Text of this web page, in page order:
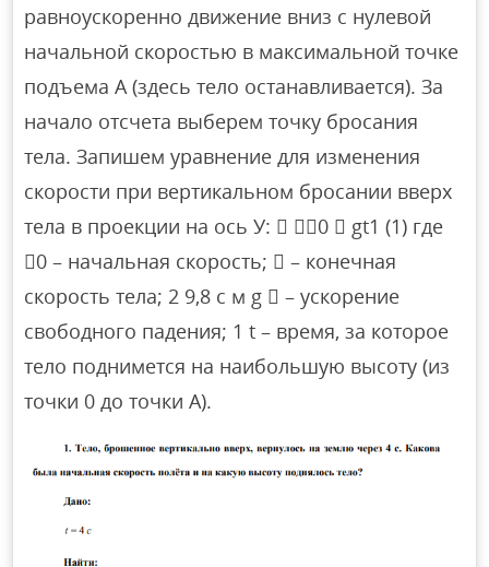
равноускоренно движение вниз с нулевой
начальной скоростью в максимальной точке
подъема A (здесь тело останавливается). За
начало отсчета выберем точку бросания
тела. Запишем уравнение для изменения
скорости при вертикальном бросании вверх
тела в проекции на ось У:  0  gt1 (1) где
0 – начальная скорость;  – конечная
скорость тела; 2 9,8 с м g  – ускорение
свободного падения; 1 t – время, за которое
тело поднимется на наибольшую высоту (из
точки 0 до точки А).